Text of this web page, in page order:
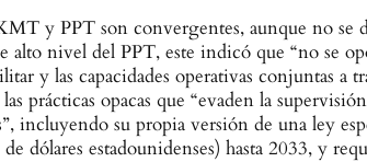
y PPT son convergentes, aunque no se
nivel del PPT, este indicó que “no se
y las capacidades operativas conjuntas
prácticas opacas que “evaden la
incluyendo su propia versión de una ley
dólares estadounidenses) hasta 2033, y